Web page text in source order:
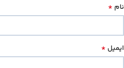
نام *
ایمیل *